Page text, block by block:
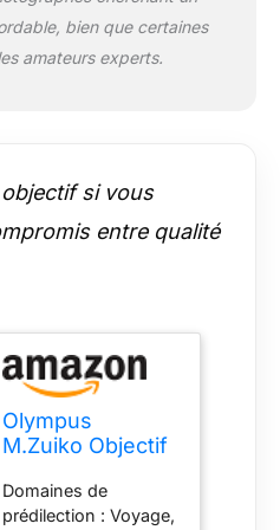
bien que certaines
amateurs experts.
si vous
entre qualité
Olympus
M.Zuiko Objectif
150mm F4-5.6 II,
zoom téléphoto,
Domaines de
prédilection : Voyage,